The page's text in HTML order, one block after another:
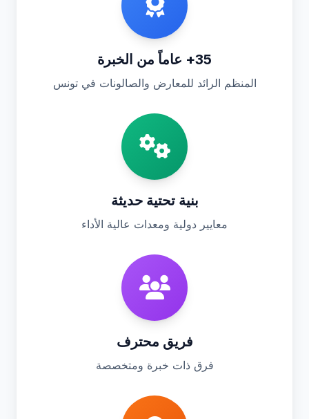
35+ عاماً من الخبرة
المنظم الرائد للمعارض والصالونات في تونس
بنية تحتية حديثة
معايير دولية ومعدات عالية الأداء
فريق محترف
فرق ذات خبرة ومتخصصة